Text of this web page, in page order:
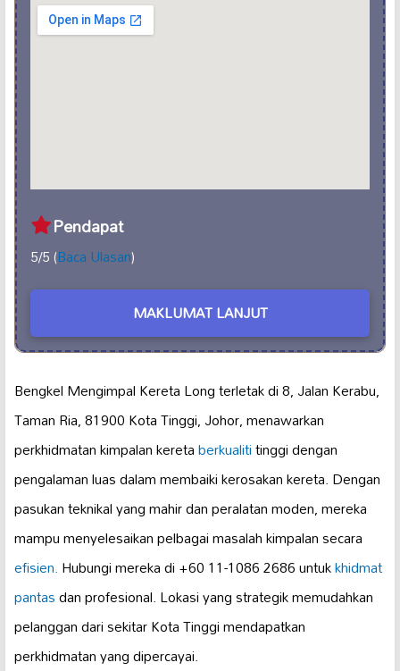
Pendapat
5/5 (Baca Ulasan)
MAKLUMAT LANJUT
Bengkel Mengimpal Kereta Long terletak di 8, Jalan Kerabu,
Taman Ria, 81900 Kota Tinggi, Johor, menawarkan
perkhidmatan kimpalan keretaberkualititinggi dengan
pengalaman luas dalam membaiki kerosakan kereta. Dengan
pasukan teknikal yang mahir dan peralatan moden, mereka
mampu menyelesaikan pelbagai masalah kimpalan secara
efisien.Hubungi mereka di +60 11-1086 2686 untukkhidmat
pantasdan profesional. Lokasi yang strategik memudahkan
pelanggan dari sekitar Kota Tinggi mendapatkan
perkhidmatan yang dipercayai.